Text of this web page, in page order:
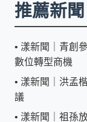
推薦新聞
• 漾新聞｜青創
數位轉型商機
• 漾新聞｜洪孟
議
• 漾新聞｜祖孫